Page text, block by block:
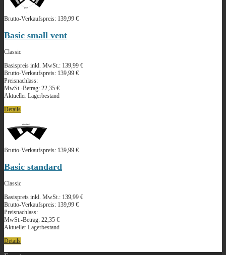
Brutto-Verkaufspreis: 139,99 €
Basic small vent
Classic
Basispreis inkl. MwSt.: 139,99 €
Brutto-Verkaufspreis: 139,99 €
Preisnachlass:
MwSt.-Betrag: 22,35 €
Aktueller Lagerbestand
Details
Brutto-Verkaufspreis: 139,99 €
Basic standard
Classic
Basispreis inkl. MwSt.: 139,99 €
Brutto-Verkaufspreis: 139,99 €
Preisnachlass:
MwSt.-Betrag: 22,35 €
Aktueller Lagerbestand
Details